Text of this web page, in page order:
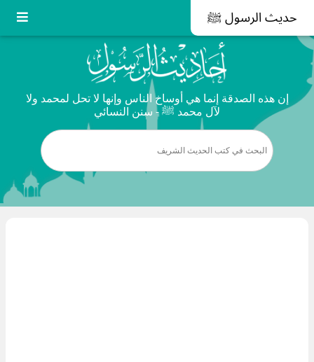
حديث الرسول ﷺ
إن هذه الصدقة إنما هي أوساخ الناس وإنها لا تحل لمحمد ولا
لآل محمد ﷺ - سنن النسائي